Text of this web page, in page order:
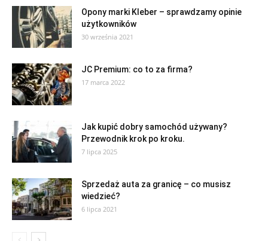
Opony marki Kleber – sprawdzamy opinie
użytkowników
30 września 2021
JC Premium: co to za firma?
17 marca 2022
Jak kupić dobry samochód używany?
Przewodnik krok po kroku.
7 lipca 2025
Sprzedaż auta za granicę – co musisz
wiedzieć?
6 lipca 2021